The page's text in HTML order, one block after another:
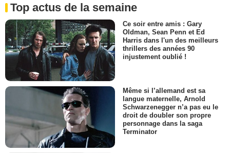
Top actus de la semaine
Ce soir entre amis : Gary
Oldman, Sean Penn et Ed
Harris dans l'un des meilleurs
thrillers des années 90
injustement oublié !
Même si l’allemand est sa
langue maternelle, Arnold
Schwarzenegger n’a pas eu le
droit de doubler son propre
personnage dans la saga
Terminator